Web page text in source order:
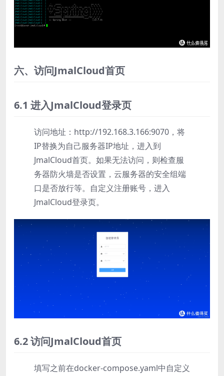
六、访问JmalCloud首页
6.1 进入JmalCloud登录页
访问地址：http://192.168.3.166:9070，将
IP替换为自己服务器IP地址，进入到
JmalCloud首页。如果无法访问，则检查服
务器防火墙是否设置，云服务器的安全组端
口是否放行等。自定义注册账号，进入
JmalCloud登录页。
6.2 访问JmalCloud首页
填写之前在docker-compose.yaml中自定义